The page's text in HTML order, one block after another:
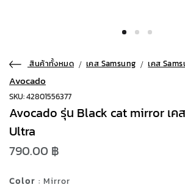
สินค้าทั้งหมด เคส Samsung เคส
Avocado
SKU: 42801556377
Avocado รุ่น Black cat mirror เค
Ultra
790.00 ฿
Color : Mirror